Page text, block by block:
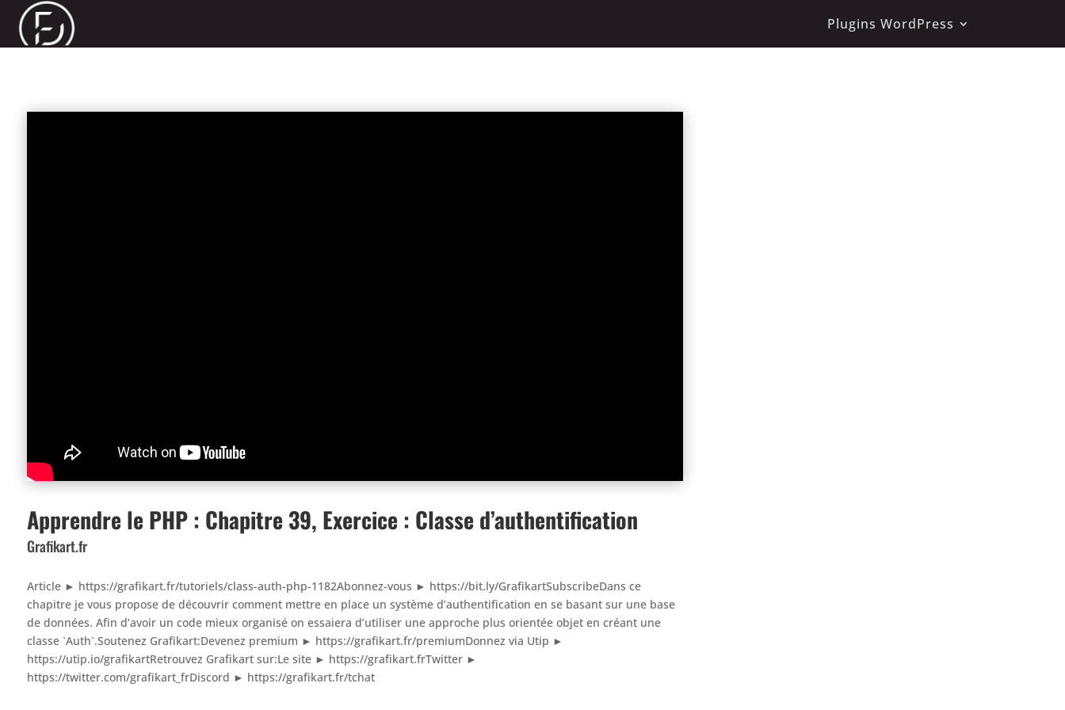
Plugins WordPress
Apprendre le PHP : Chapitre 39, Exercice : Classe d’authentification
Grafikart.fr
Article ► https://grafikart.fr/tutoriels/class-auth-php-1182Abonnez-vous ► https://bit.ly/GrafikartSubscribeDans ce
chapitre je vous propose de découvrir comment mettre en place un système d’authentification en se basant sur une base
de données. Afin d’avoir un code mieux organisé on essaiera d’utiliser une approche plus orientée objet en créant une
classe `Auth`.Soutenez Grafikart:Devenez premium ► https://grafikart.fr/premiumDonnez via Utip ►
https://utip.io/grafikartRetrouvez Grafikart sur:Le site ► https://grafikart.frTwitter ►
https://twitter.com/grafikart_frDiscord ► https://grafikart.fr/tchat